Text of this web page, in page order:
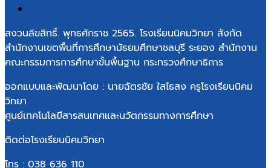
สงวนลิขสิทธิ์. พุทธศักราช 2565. โรงเรียนนิคมวิทยา สังกัด
สำนักงานเขตพื้นที่การศึกษามัธยมศึกษาชลบุรี ระยอง สำนักงาน
คณะกรรมการการศึกษาขั้นพื้นฐาน กระทรวงศึกษาธิการ
ออกแบบและพัฒนาโดย : นายฉัตรชัย ใสไธสง ครูโรงเรียนนิคม
วิทยา
ศูนย์เทคโนโลยีสารสนเทศและนวัตกรรมทางการศึกษา
ติดต่อโรงเรียนนิคมวิทยา
โทร : 038 636 110